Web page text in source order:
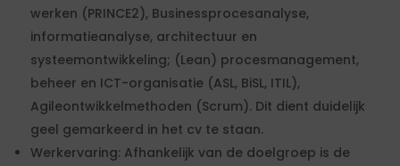
werken (PRINCE2), Businessprocesanalyse,
informatieanalyse, architectuur en
systeemontwikkeling; (Lean) procesmanagement,
beheer en ICT-organisatie (ASL, BiSL, ITIL),
Agileontwikkelmethoden (Scrum). Dit dient duidelijk
geel gemarkeerd in het cv te staan.
Werkervaring: Afhankelijk van de doelgroep is de